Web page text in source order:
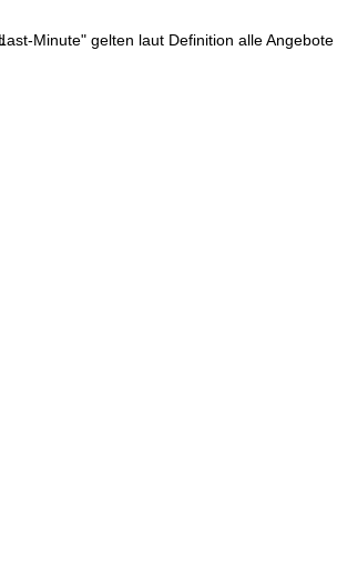
Minute" gelten laut Definition alle Angebote